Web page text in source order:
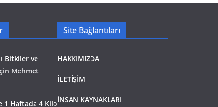
Bitkiler ve
Mehmet
1 Haftada 4 Kilo
Site Bağlantıları
HAKKIMIZDA
İLETİŞİM
İNSAN KAYNAKLARI